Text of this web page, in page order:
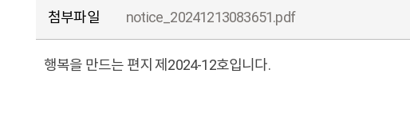
첨부파일 notice_20241213083651.pdf
행복을 만드는 편지 제2024-12호입니다.